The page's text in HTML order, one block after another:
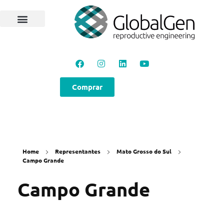
Comprar
Home Representantes
Mato Grosso do Sul
Campo Grande
Campo Grande